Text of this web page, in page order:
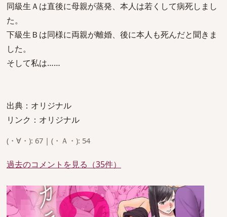
同級生Ａは直後に母親が蒸発、本人は若くして病死しまし
た。
下級生Ｂは同様に両親が離婚、後に本人も死んだと聞きま
した。
そして私は……
出典：オリジナル
リンク：オリジナル
(・∀・): 67 | (・Ａ・): 54
過去のコメントを見る（35件）